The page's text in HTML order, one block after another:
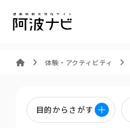
体験・アクティビティ
目的からさがす